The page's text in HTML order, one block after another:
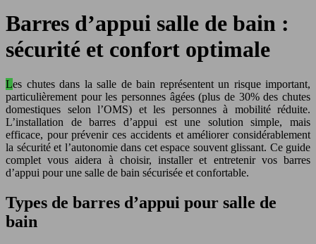
Barres d’appui salle de bain :
sécurité et confort optimale
Les chutes dans la salle de bain représentent un risque important,
particulièrement pour les personnes âgées (plus de 30% des chutes
domestiques selon l’OMS) et les personnes à mobilité réduite.
L’installation de barres d’appui est une solution simple, mais
efficace, pour prévenir ces accidents et améliorer considérablement
la sécurité et l’autonomie dans cet espace souvent glissant. Ce guide
complet vous aidera à choisir, installer et entretenir vos barres
d’appui pour une salle de bain sécurisée et confortable.
Types de barres d’appui pour salle de
bain